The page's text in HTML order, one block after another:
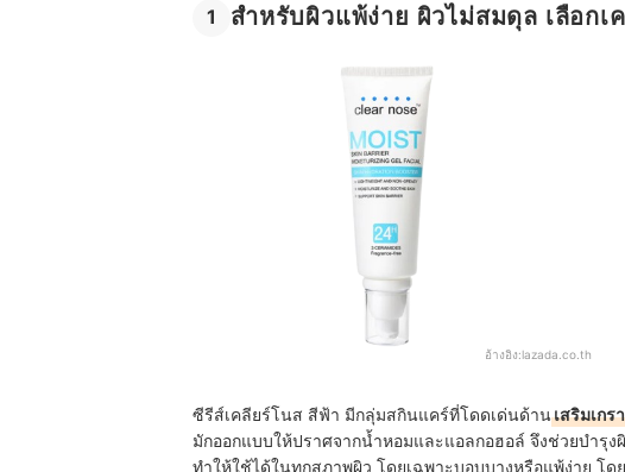
1 สำหรับผิวแพ้ง่าย ผิวไม่สมดุล เลือกเ
อ้างอิง:lazada.co.th
ซีรีส์เคลียร์โนส สีฟ้า มีกลุ่มสกินแคร์ที่โดดเด่นด้านเสริมเกร
มักออกแบบให้ปราศจากน้ำหอมและแอลกอฮอล์ จึงช่วยบำรุง
ทำให้ใช้ได้ในทุกสภาพผิว โดยเฉพาะบอบบางหรือแพ้ง่าย โ